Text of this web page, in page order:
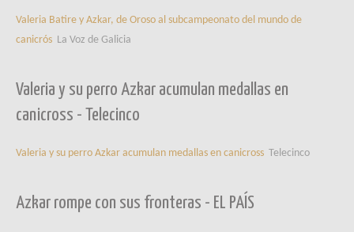
Valeria Batire y Azkar, de Oroso al subcampeonato del mundo de
canicrós La Voz de Galicia
Valeria y su perro Azkar acumulan medallas en
canicross - Telecinco
Valeria y su perro Azkar acumulan medallas en canicross Telecinco
Azkar rompe con sus fronteras - EL PAÍS